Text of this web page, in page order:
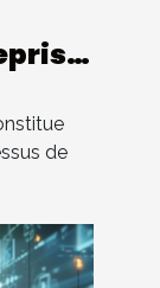
de